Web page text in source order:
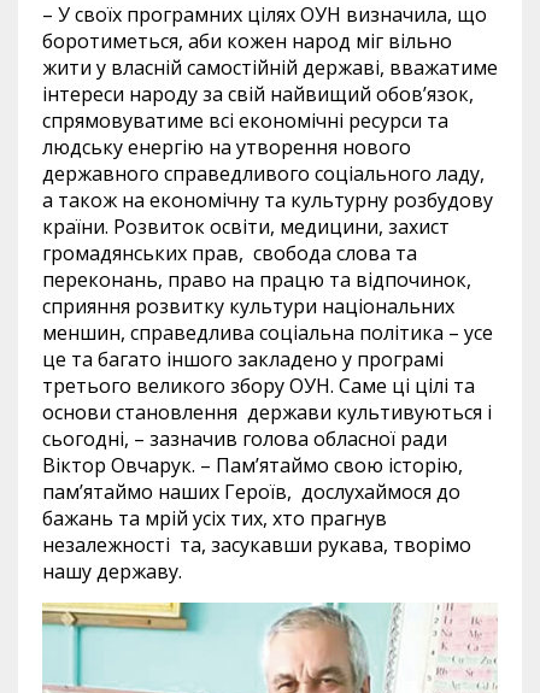
– У своїх програмних цілях ОУН визначила, що
боротиметься, аби кожен народ міг вільно
жити у власній самостійній державі, вважатиме
інтереси народу за свій найвищий обов’язок,
спрямовуватиме всі економічні ресурси та
людську енергію на утворення нового
державного справедливого соціального ладу,
а також на економічну та культурну розбудову
країни. Розвиток освіти, медицини, захист
громадянських прав, свобода слова та
переконань, право на працю та відпочинок,
сприяння розвитку культури національних
меншин, справедлива соціальна політика – усе
це та багато іншого закладено у програмі
третього великого збору ОУН. Саме ці цілі та
основи становлення держави культивуються і
сьогодні, – зазначив голова обласної ради
Віктор Овчарук. – Пам’ятаймо свою історію,
пам’ятаймо наших Героїв, дослухаймося до
бажань та мрій усіх тих, хто прагнув
незалежності та, засукавши рукава, творімо
нашу державу.